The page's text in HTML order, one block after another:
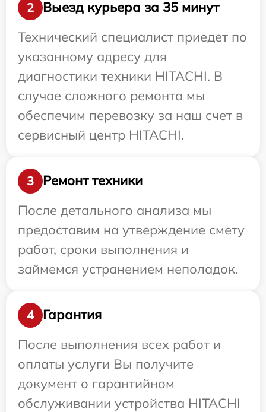
2
Выезд курьера за 35 минут
Технический специалист приедет по
указанному адресу для
диагностики техники HITACHI. В
случае сложного ремонта мы
обеспечим перевозку за наш счет в
сервисный центр HITACHI.
3
Ремонт техники
После детального анализа мы
предоставим на утверждение смету
работ, сроки выполнения и
займемся устранением неполадок.
4
Гарантия
После выполнения всех работ и
оплаты услуги Вы получите
документ о гарантийном
обслуживании устройства HITACHI